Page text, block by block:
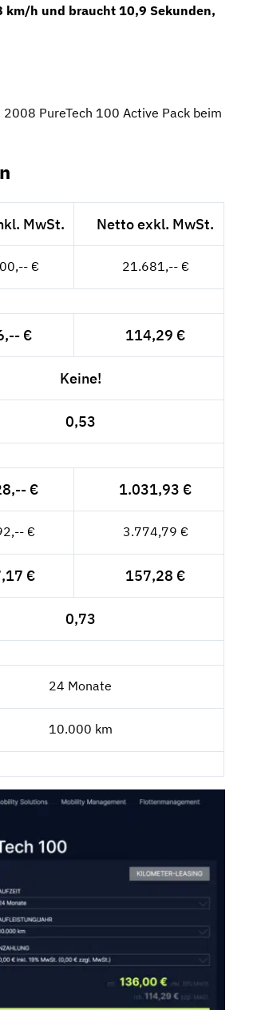
km/h und braucht 10,9 Sekunden,
PureTech 100 Active Pack beim
MwSt. Netto exkl. MwSt.
€ 21.681,-- €
€ 114,29 €
Keine!
0,53
€ 1.031,93 €
€ 3.774,79 €
€ 157,28 €
0,73
24 Monate
10.000 km